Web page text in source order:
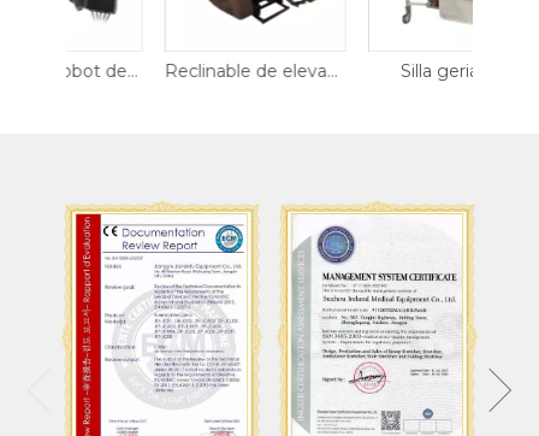
Reclinable de elevación eléctrica Silla geriátrica